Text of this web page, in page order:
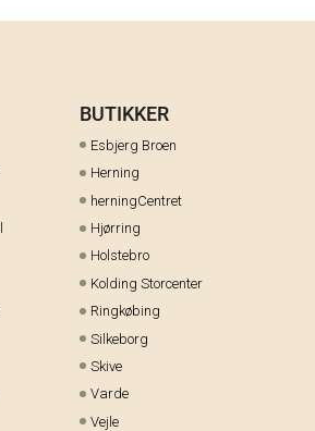
BUTIKKER
Esbjerg Broen
Herning
herningCentret
Hjørring
Holstebro
Kolding Storcenter
Ringkøbing
Silkeborg
Skive
Varde
Vejle